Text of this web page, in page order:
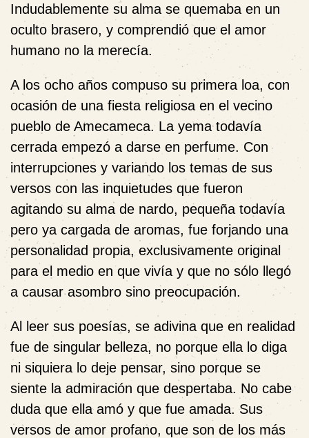
Indudablemente su alma se quemaba en un
oculto brasero, y comprendió que el amor
humano no la merecía.
A los ocho años compuso su primera loa, con
ocasión de una fiesta religiosa en el vecino
pueblo de Amecameca. La yema todavía
cerrada empezó a darse en perfume. Con
interrupciones y variando los temas de sus
versos con las inquietudes que fueron
agitando su alma de nardo, pequeña todavía
pero ya cargada de aromas, fue forjando una
personalidad propia, exclusivamente original
para el medio en que vivía y que no sólo llegó
a causar asombro sino preocupación.
Al leer sus poesías, se adivina que en realidad
fue de singular belleza, no porque ella lo diga
ni siquiera lo deje pensar, sino porque se
siente la admiración que despertaba. No cabe
duda que ella amó y que fue amada. Sus
versos de amor profano, que son de los más